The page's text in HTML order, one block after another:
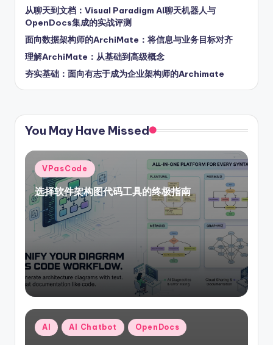
从聊天到文档：Visual Paradigm AI聊天机器人与
OpenDocs集成的实战评测
面向数据架构师的ArchiMate：将信息与业务目标对齐
理解ArchiMate：从基础到高级概念
夯实基础：面向有志于成为企业架构师的Archimate
You May Have Missed
Posted
in
VPasCode
选择软件架构图代码工具的终极指南
Posted
in
AI AI Chatbot OpenDocs